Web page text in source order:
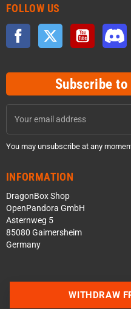
FOLLOW US
Facebook Twitter YouTube
Subscribe
You may unsubscribe at any
INFORMATION
DragonBox Shop
OpenPandora GmbH
Asternweg 5
85080 Gaimersheim
Germany
WITHDRAW